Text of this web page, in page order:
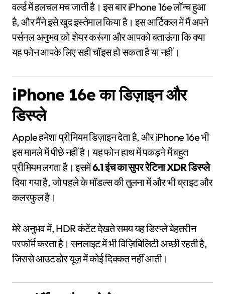
वर्ल्ड में हलचल मच जाती है। इस बार iPhone 16e लॉन्च हुआ
है, और मैंने इसे खुद इस्तेमाल किया है। इस आर्टिकल में मैं अपने
पर्सनल अनुभव को शेयर करूंगा और आपको बताऊंगा कि क्या
यह फोन आपके लिए सही चॉइस हो सकता है या नहीं।
iPhone 16e का डिज़ाइन और
डिस्प्ले
Apple हमेशा प्रीमियम डिज़ाइन देता है, और iPhone 16e भी
इस मामले में पीछे नहीं है। यह फोन हाथ में पकड़ने में बहुत
प्रीमियम लगता है। इसमें6.1 इंच का सुपर रेटिना XDR डिस्प्ले
दिया गया है, जो पहले के मॉडल्स की तुलना में और भी ब्राइट और
कलरफुल है।
मेरे अनुभव में, HDR कंटेंट देखते समय यह डिस्प्ले बेहतरीन
परफॉर्म करता है। सनलाइट में भी विज़िबिलिटी अच्छी रहती है,
जिससे आउटडोर यूज़ में कोई दिक्कत नहीं आती।